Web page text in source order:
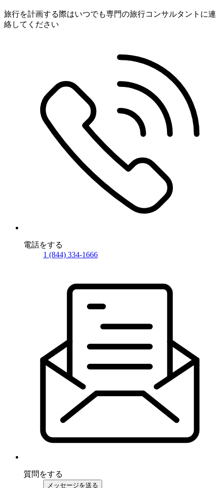
旅行を計画する際はいつでも専門の旅行コンサルタントに連
絡してください
電話をする
1 (844) 334-1666
質問をする
メッセージを送る